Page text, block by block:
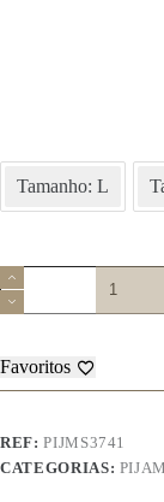
Tamanho: L
Quantidade
de
Pijama
Senhora
–
3741
Favoritos
REF:PIJMS3741
CATEGORIAS: